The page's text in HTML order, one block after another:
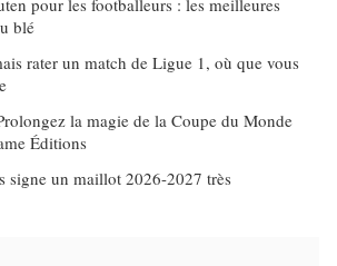
pour les footballeurs : les meilleures
blé
rater un match de Ligue 1, où que vous
la magie de la Coupe du Monde
Éditions
signe un maillot 2026-2027 très